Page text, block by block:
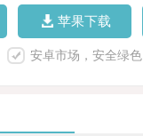
苹果下载
安卓市场，安全绿色